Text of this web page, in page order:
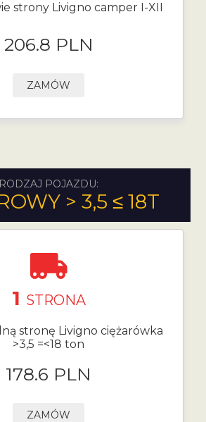
strony Livigno camper I-XII
206.8 PLN
ZAMÓW
RODZAJ POJAZDU:
> 3,5 ≤ 18T
1 STRONA
stronę Livigno ciężarówka
>3,5 =<18 ton
178.6 PLN
ZAMÓW